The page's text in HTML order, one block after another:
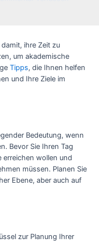
ihre Zeit zu
um akademische
Tipps, die Ihnen helfen
und Ihre Ziele im
Bedeutung, wenn
Bevor Sie Ihren Tag
erreichen wollen und
müssen. Planen Sie
Ebene, aber auch auf
zur Planung Ihrer